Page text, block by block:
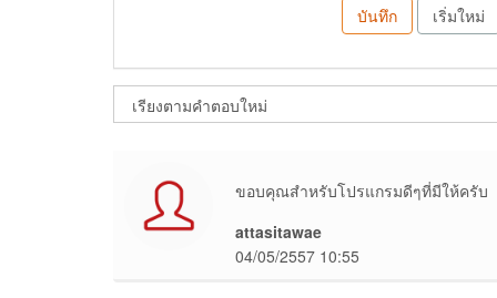
บันทึก เริ่มใหม่
ขอบคุณสำหรับโปรแกรมดีๆที่มีให้ครับ
attasitawae
04/05/2557 10:55